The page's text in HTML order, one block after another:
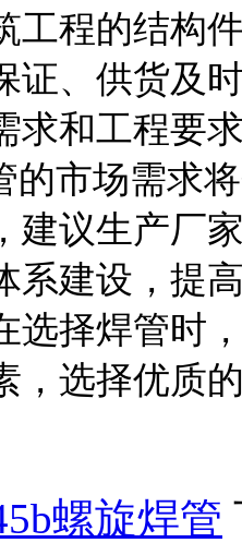
工程的结构
证、供货及
求和工程要
的市场需求
建议生产厂
系建设，提
选择焊管时
，选择优质
螺旋焊管